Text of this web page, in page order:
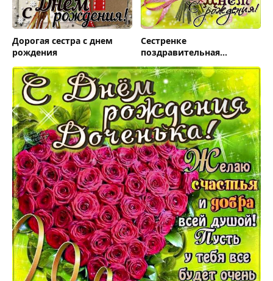
Дорогая сестра с днем
рождения
Сестренке
поздравительная
открытка